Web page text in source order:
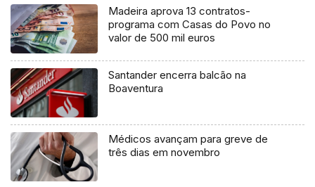
Madeira aprova 13 contratos-
programa com Casas do Povo no
valor de 500 mil euros
Santander encerra balcão na
Boaventura
Médicos avançam para greve de
três dias em novembro